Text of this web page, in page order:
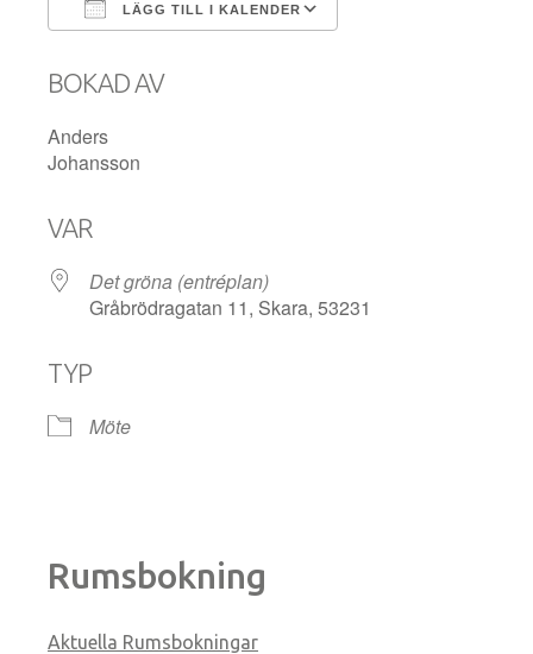
LÄGG TILL I KALENDER
BOKAD AV
Anders
Johansson
VAR
Det gröna (entréplan)
Gråbrödragatan 11, Skara, 53231
TYP
Möte
Rumsbokning
Aktuella Rumsbokningar